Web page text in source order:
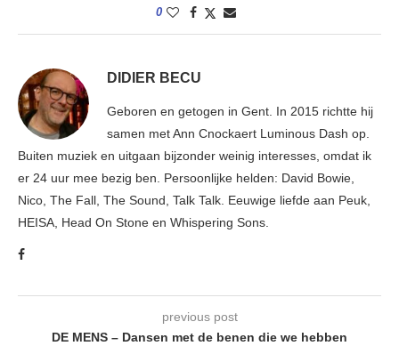
0
DIDIER BECU
Geboren en getogen in Gent. In 2015 richtte hij
samen met Ann Cnockaert Luminous Dash op.
Buiten muziek en uitgaan bijzonder weinig interesses, omdat ik
er 24 uur mee bezig ben. Persoonlijke helden: David Bowie,
Nico, The Fall, The Sound, Talk Talk. Eeuwige liefde aan Peuk,
HEISA, Head On Stone en Whispering Sons.
previous post
DE MENS – Dansen met de benen die we hebben